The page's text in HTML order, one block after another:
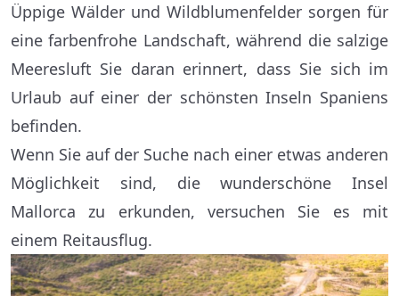
Üppige Wälder und Wildblumenfelder sorgen für
eine farbenfrohe Landschaft, während die salzige
Meeresluft Sie daran erinnert, dass Sie sich im
Urlaub auf einer der schönsten Inseln Spaniens
befinden.
Wenn Sie auf der Suche nach einer etwas anderen
Möglichkeit sind, die wunderschöne Insel
Mallorca zu erkunden, versuchen Sie es mit
einem Reitausflug.